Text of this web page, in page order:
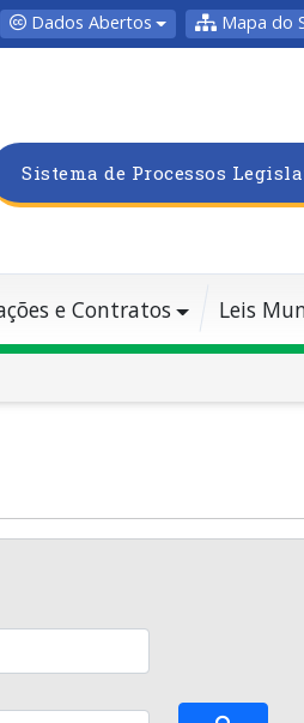
Dados Abertos Mapa do
Sistema de Processos
e Contratos Leis